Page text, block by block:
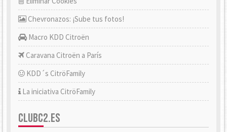
Chevronazos: ¡Sube tus fotos!
Macro KDD Citroën
Caravana Citroën a París
KDD´s CitröFamily
La iniciativa CitröFamily
CLUBC2.ES